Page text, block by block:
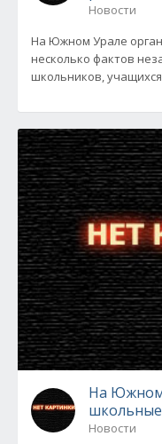
Новости
На Южном Урале
несколько фактов
школьников,
На Южном
Новости